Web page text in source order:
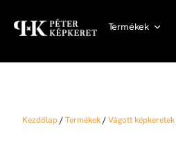
Termékek
Kezdőlap/Termékek/Vágott képkeretek